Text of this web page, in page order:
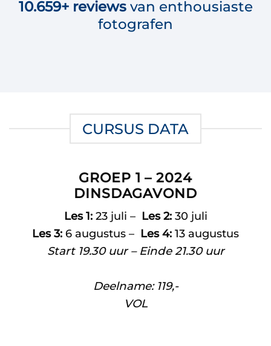
10.659+ reviews van enthousiaste
fotografen
CURSUS DATA
GROEP 1 – 2024
DINSDAGAVOND
Les 1:23 juli – Les 2:30 juli
Les 3: 6 augustus – Les 4: 13 augustus
Start 19.30 uur – Einde 21.30 uur
Deelname: 119,-
VOL